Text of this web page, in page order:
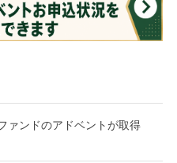
ンドのアドベントが取得